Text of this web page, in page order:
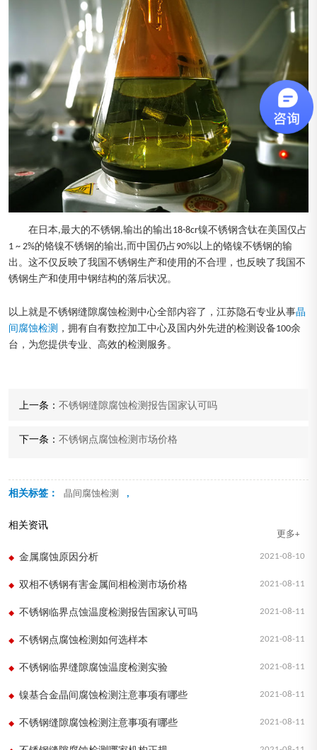
在日本,最大的不锈钢,输出的输出18-8cr镍不锈钢含钛在美国仅占
1 ~ 2%的铬镍不锈钢的输出,而中国仍占90%以上的铬镍不锈钢的输
出。这不仅反映了我国不锈钢生产和使用的不合理，也反映了我国不
锈钢生产和使用中钢结构的落后状况。
以上就是不锈钢缝隙腐蚀检测中心全部内容了，江苏隐石专业从事晶
间腐蚀检测 ，拥有自有数控加工中心及国内外先进的检测设备100余
台，为您提供专业、高效的检测服务。
上一条： 不锈钢缝隙腐蚀检测报告国家认可吗
下一条： 不锈钢点腐蚀检测市场价格
相关标签： 晶间腐蚀检测 ,
相关资讯
更多+
2021-08-10
金属腐蚀原因分析
2021-08-11
双相不锈钢有害金属间相检测市场价格
2021-08-11
不锈钢临界点蚀温度检测报告国家认可吗
2021-08-11
不锈钢点腐蚀检测如何选样本
2021-08-11
不锈钢临界缝隙腐蚀温度检测实验
2021-08-11
镍基合金晶间腐蚀检测注意事项有哪些
2021-08-11
不锈钢缝隙腐蚀检测注意事项有哪些